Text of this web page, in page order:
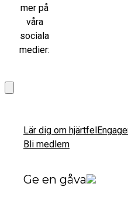
mer på
våra
sociala
medier:
Lär dig om hjärtfel
Bli medlem
Ge en gåva